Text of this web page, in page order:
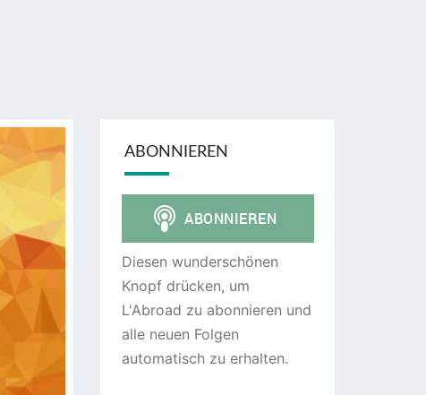
ABONNIEREN
Diesen wunderschönen
Knopf drücken, um
L'Abroad zu abonnieren und
alle neuen Folgen
automatisch zu erhalten.